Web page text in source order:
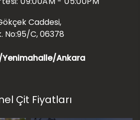
Caddesi,
No:95/C, 06378
Ankara
Çit Fiyatları